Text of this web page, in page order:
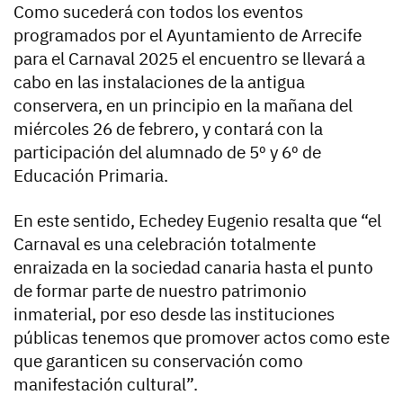
Como sucederá con todos los eventos
programados por el Ayuntamiento de Arrecife
para el Carnaval 2025 el encuentro se llevará a
cabo en las instalaciones de la antigua
conservera, en un principio en la mañana del
miércoles 26 de febrero, y contará con la
participación del alumnado de 5º y 6º de
Educación Primaria.
En este sentido, Echedey Eugenio resalta que “el
Carnaval es una celebración totalmente
enraizada en la sociedad canaria hasta el punto
de formar parte de nuestro patrimonio
inmaterial, por eso desde las instituciones
públicas tenemos que promover actos como este
que garanticen su conservación como
manifestación cultural”.